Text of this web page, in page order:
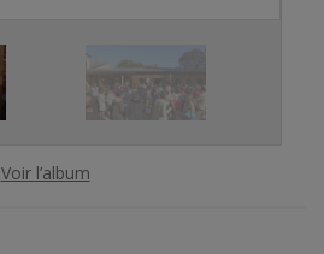
Voir l’album